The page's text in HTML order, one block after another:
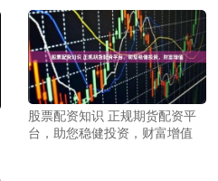
股票配资知识 正规期货配资平
台，助您稳健投资，财富增值